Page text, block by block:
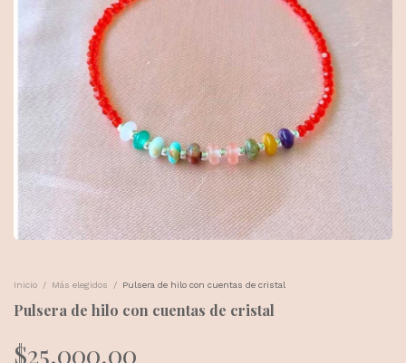
Inicio / Más elegidos / Pulsera de hilo con cuentas de cristal
Pulsera de hilo con cuentas de cristal
$25.000,00